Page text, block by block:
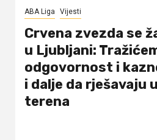
ABA Liga Vijesti
Crvena zvezda se
u Ljubljani:
odgovornost i
i dalje da rješavaju
terena